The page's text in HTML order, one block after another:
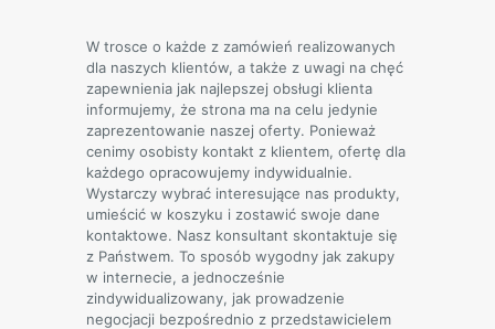
W trosce o każde z zamówień realizowanych
dla naszych klientów, a także z uwagi na chęć
zapewnienia jak najlepszej obsługi klienta
informujemy, że strona ma na celu jedynie
zaprezentowanie naszej oferty. Ponieważ
cenimy osobisty kontakt z klientem, ofertę dla
każdego opracowujemy indywidualnie.
Wystarczy wybrać interesujące nas produkty,
umieścić w koszyku i zostawić swoje dane
kontaktowe. Nasz konsultant skontaktuje się
z Państwem. To sposób wygodny jak zakupy
w internecie, a jednocześnie
zindywidualizowany, jak prowadzenie
negocjacji bezpośrednio z przedstawicielem